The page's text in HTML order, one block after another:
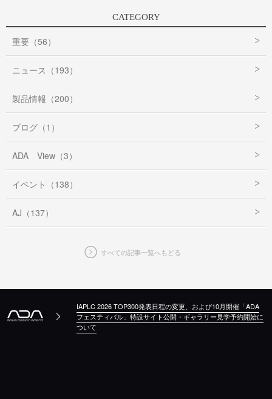
CATEGORY
重要（56）
ニュース（193）
製品情報（200）
ブログ（1）
ADA View（3）
イベント（138）
AJ（137）
すべての記事一覧へもどる
IAPLC 2026 TOP300発表日程の変更、および10月開催「ADA
フェスティバル」特設サイト公開・ギャラリー見学予約開始に
ついて